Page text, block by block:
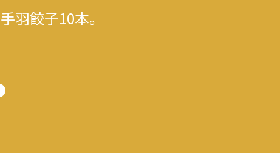
手羽餃子10本。